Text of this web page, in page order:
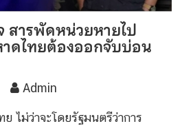
สารพัดหน่วยหายไป
ดไทยต้องออกจับบ่อน
Admin
ไม่ว่าจะโดยรัฐมนตรีว่าการ